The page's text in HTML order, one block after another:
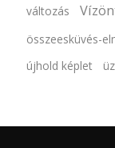
változás
összeesküvés-
újhold képlet